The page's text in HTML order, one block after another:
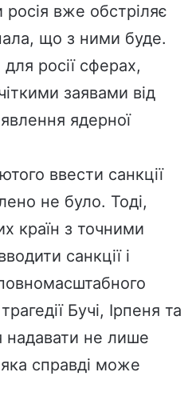
вже обстріляє
що з ними буде.
росії сферах,
заявами від
ядерної
ввести санкції
не було. Тоді,
країн з точними
санкції і
Бучі, Ірпеня та
надавати не лише
справді може